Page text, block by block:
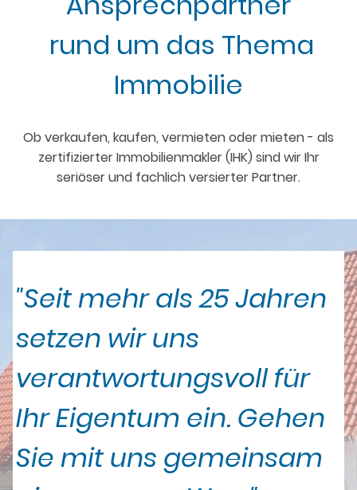
rund um das Thema
Immobilie
Ob verkaufen, kaufen, vermieten oder mieten - als
zertifizierter Immobilienmakler (IHK) sind wir Ihr
seriöser und fachlich versierter Partner.
"Seit mehr als 25 Jahren
setzen wir uns
verantwortungsvoll für
Ihr Eigentum ein. Gehen
Sie mit uns gemeinsam